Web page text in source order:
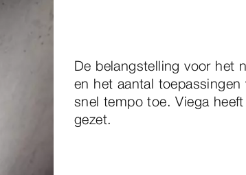
De belangstelling voor het
en het aantal
snel tempo toe. Viega
gezet.